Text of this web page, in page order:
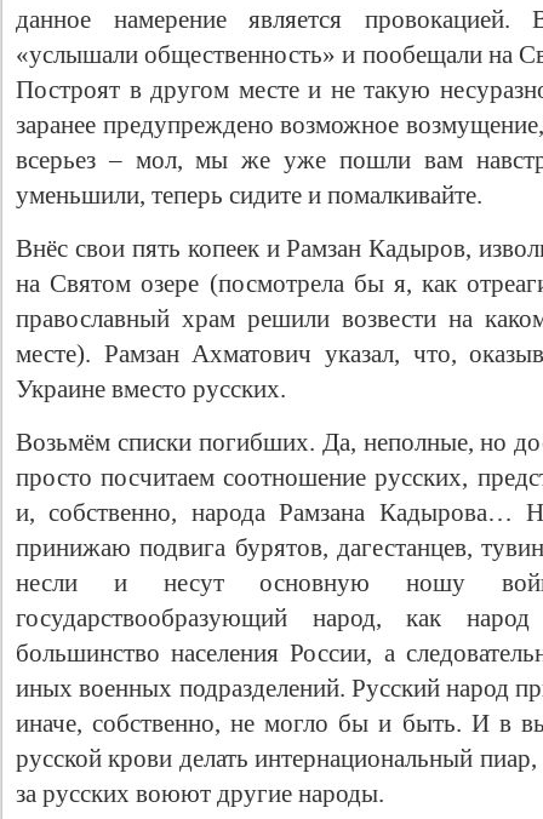
данное намерение является провокацией.
«услышали общественность» и пообещали на
Построят в другом месте и не такую
заранее предупреждено возможное возмущение,
всерьез – мол, мы же уже пошли вам
уменьшили, теперь сидите и помалкивайте.
Внёс свои пять копеек и Рамзан Кадыров,
на Святом озере (посмотрела бы я, как
православный храм решили возвести на
месте). Рамзан Ахматович указал, что,
Украине вместо русских.
Возьмём списки погибших. Да, неполные, но
просто посчитаем соотношение русских,
и, собственно, народа Рамзана Кадырова…
принижаю подвига бурятов, дагестанцев,
несли и несут основную ношу
государствообразующий народ, как
большинство населения России, а
иных военных подразделений. Русский народ
иначе, собственно, не могло бы и быть. И в
русской крови делать интернациональный
за русских воюют другие народы.